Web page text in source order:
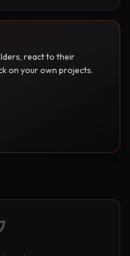
react to their
on your own projects.